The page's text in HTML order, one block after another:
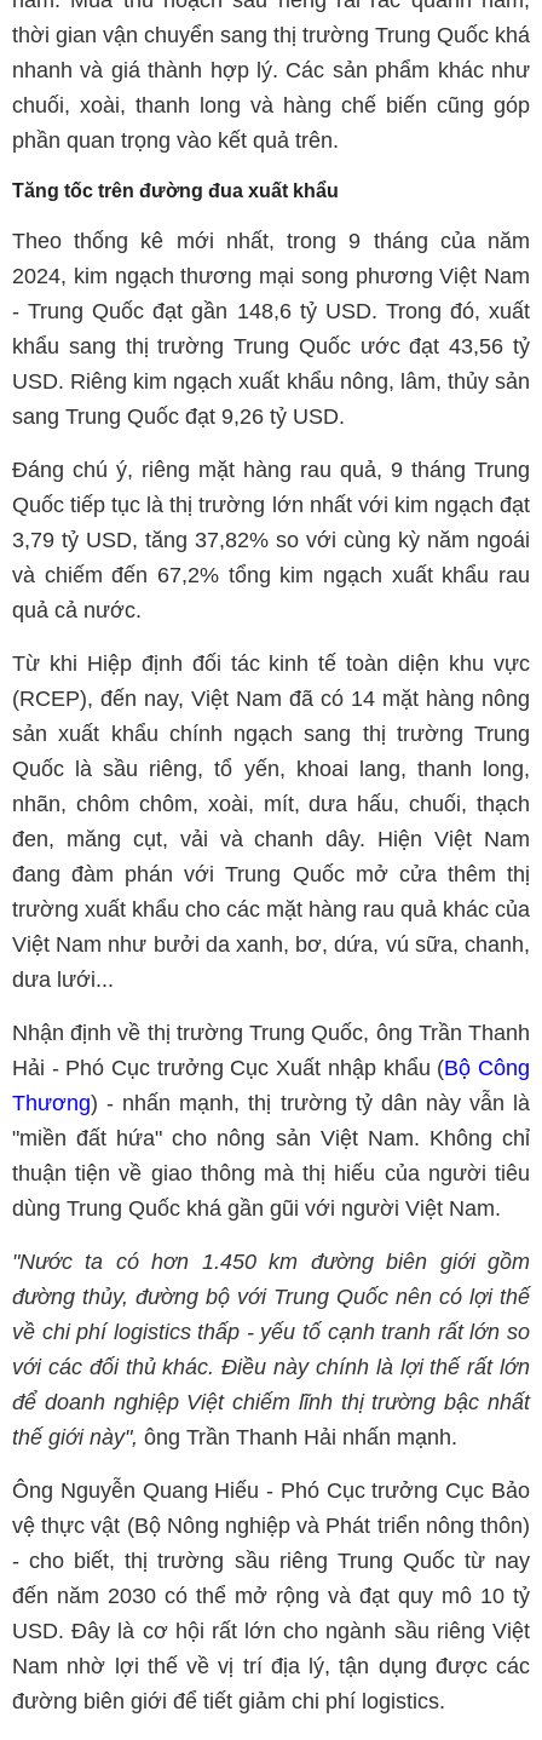
thời gian vận chuyển sang thị trường Trung Quốc khá
nhanh và giá thành hợp lý. Các sản phẩm khác như
chuối, xoài, thanh long và hàng chế biến cũng góp
phần quan trọng vào kết quả trên.
Tăng tốc trên đường đua xuất khẩu
Theo thống kê mới nhất, trong 9 tháng của năm
2024, kim ngạch thương mại song phương Việt Nam
- Trung Quốc đạt gần 148,6 tỷ USD. Trong đó, xuất
khẩu sang thị trường Trung Quốc ước đạt 43,56 tỷ
USD. Riêng kim ngạch xuất khẩu nông, lâm, thủy sản
sang Trung Quốc đạt 9,26 tỷ USD.
Đáng chú ý, riêng mặt hàng rau quả, 9 tháng Trung
Quốc tiếp tục là thị trường lớn nhất với kim ngạch đạt
3,79 tỷ USD, tăng 37,82% so với cùng kỳ năm ngoái
và chiếm đến 67,2% tổng kim ngạch xuất khẩu rau
quả cả nước.
Từ khi Hiệp định đối tác kinh tế toàn diện khu vực
(RCEP), đến nay, Việt Nam đã có 14 mặt hàng nông
sản xuất khẩu chính ngạch sang thị trường Trung
Quốc là sầu riêng, tổ yến, khoai lang, thanh long,
nhãn, chôm chôm, xoài, mít, dưa hấu, chuối, thạch
đen, măng cụt, vải và chanh dây. Hiện Việt Nam
đang đàm phán với Trung Quốc mở cửa thêm thị
trường xuất khẩu cho các mặt hàng rau quả khác của
Việt Nam như bưởi da xanh, bơ, dứa, vú sữa, chanh,
dưa lưới...
Nhận định về thị trường Trung Quốc, ông Trần Thanh
Hải - Phó Cục trưởng Cục Xuất nhập khẩu (Bộ Công
Thương) - nhấn mạnh, thị trường tỷ dân này vẫn là
"miền đất hứa" cho nông sản Việt Nam. Không chỉ
thuận tiện về giao thông mà thị hiếu của người tiêu
dùng Trung Quốc khá gần gũi với người Việt Nam.
"Nước ta có hơn 1.450 km đường biên giới gồm
đường thủy, đường bộ với Trung Quốc nên có lợi thế
về chi phí logistics thấp - yếu tố cạnh tranh rất lớn so
với các đối thủ khác. Điều này chính là lợi thế rất lớn
để doanh nghiệp Việt chiếm lĩnh thị trường bậc nhất
thế giới này", ông Trần Thanh Hải nhấn mạnh.
Ông Nguyễn Quang Hiếu - Phó Cục trưởng Cục Bảo
vệ thực vật (Bộ Nông nghiệp và Phát triển nông thôn)
- cho biết, thị trường sầu riêng Trung Quốc từ nay
đến năm 2030 có thể mở rộng và đạt quy mô 10 tỷ
USD. Đây là cơ hội rất lớn cho ngành sầu riêng Việt
Nam nhờ lợi thế về vị trí địa lý, tận dụng được các
đường biên giới để tiết giảm chi phí logistics.